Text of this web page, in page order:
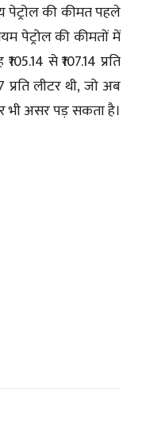
पेट्रोल की कीमत पहले
पेट्रोल की कीमतों में
से ₹107.14 प्रति
लीटर थी, जो अब
भी असर पड़ सकता है।